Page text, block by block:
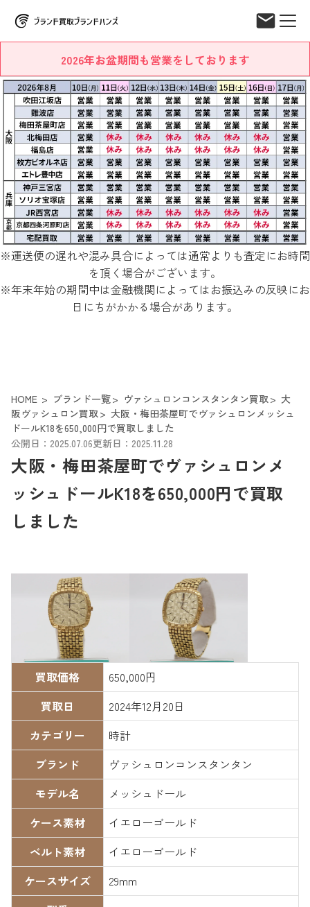
2026年お盆期間も営業をしております
※運送便の遅れや混み具合によっては通常よりも査定にお時間
を頂く場合がございます。
※年末年始の期間中は金融機関によってはお振込みの反映にお
日にちがかかる場合があります。
HOME ブランド一覧 ヴァシュロンコンスタンタン買取
大
阪ヴァシュロン買取
大阪・梅田茶屋町でヴァシュロンメッシュ
ドールK18を650,000円で買取しました
公開日：2025.07.06更新日：2025.11.28
大阪・梅田茶屋町でヴァシュロンメ
ッシュドールK18を650,000円で買取
しました
買取価格
650,000円
買取日
2024年12月20日
カテゴリー
時計
ブランド
ヴァシュロンコンスタンタン
モデル名
メッシュドール
ケース素材
イエローゴールド
ベルト素材
イエローゴールド
ケースサイズ
29mm